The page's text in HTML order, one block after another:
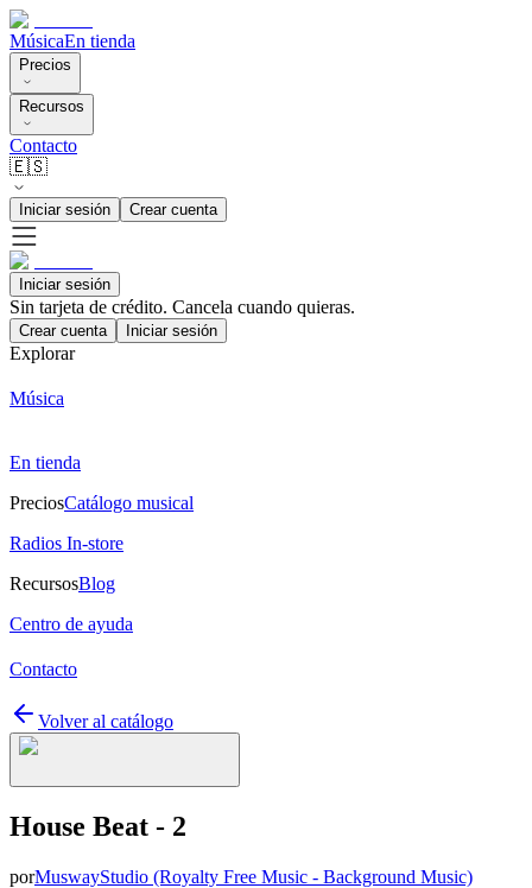
MúsicaEn tienda
Precios
Recursos
Contacto
🇪🇸
Iniciar sesión Crear cuenta
Iniciar sesión
Sin tarjeta de crédito. Cancela cuando quieras.
Crear cuenta Iniciar sesión
Explorar
Música
En tienda
PreciosCatálogo musical
Radios In-store
RecursosBlog
Centro de ayuda
Contacto
Volver al catálogo
House Beat - 2
porMuswayStudio (Royalty Free Music - Background Music)